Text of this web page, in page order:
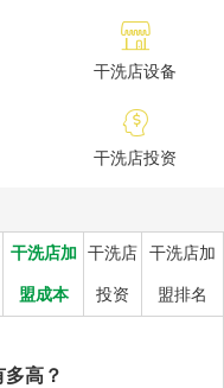

干洗店设备

干洗店投资
干洗店加
盟成本
干洗店
投资
干洗店加
盟排名
高？